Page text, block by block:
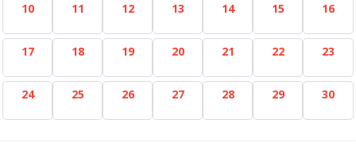
10 11 12 13 14 15 16
17 18 19 20 21 22 23
24 25 26 27 28 29 30